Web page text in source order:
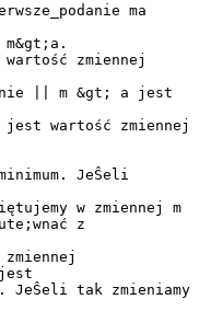
ma
zmiennej
|| m &gt; a jest
jest wartość zmiennej
JeŜeli
w zmiennej m
z
JeŜeli tak zmieniamy